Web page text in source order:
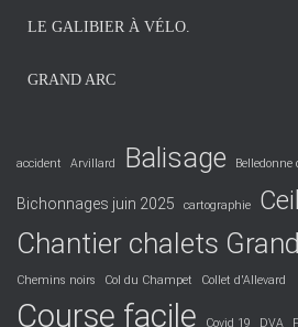
LE GALIBIER À VÉLO.
GRAND ARC
accident Arvillard Balisage Belledonne
Bichonnages juin 2025 cartographie
Chantier chalets
Chemins noirs Col du Champet Collet d'Allevard
Course facile Covid 19 DVA